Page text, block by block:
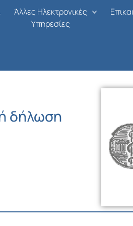
Άλλες Ηλεκτρονικές
Υπηρεσίες
δήλωση